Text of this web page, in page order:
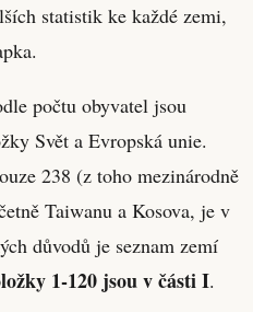
statistik ke každé zemi,
počtu obyvatel jsou
Svět a Evropská unie.
238 (z toho mezinárodně
Taiwanu a Kosova, je v
důvodů je seznam zemí
1-120 jsou v části I.